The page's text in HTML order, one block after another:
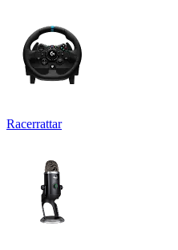
Racerrattar